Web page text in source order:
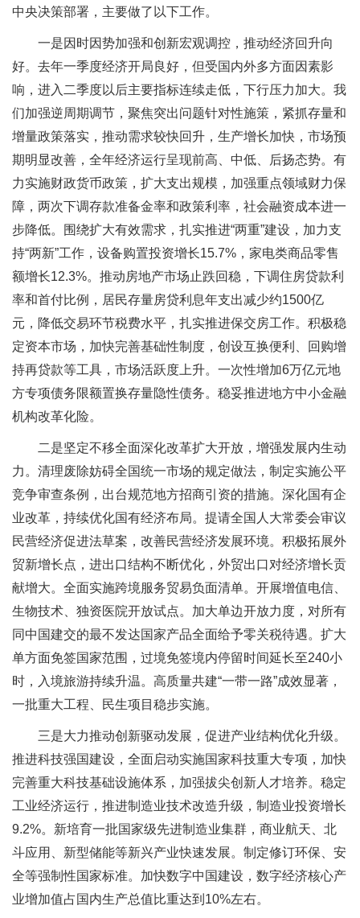
中央决策部署，主要做了以下工作。
一是因时因势加强和创新宏观调控，推动经济回升向
好。去年一季度经济开局良好，但受国内外多方面因素影
响，进入二季度以后主要指标连续走低，下行压力加大。我
们加强逆周期调节，聚焦突出问题针对性施策，紧抓存量和
增量政策落实，推动需求较快回升，生产增长加快，市场预
期明显改善，全年经济运行呈现前高、中低、后扬态势。有
力实施财政货币政策，扩大支出规模，加强重点领域财力保
障，两次下调存款准备金率和政策利率，社会融资成本进一
步降低。围绕扩大有效需求，扎实推进“两重”建设，加力支
持“两新”工作，设备购置投资增长15.7%，家电类商品零售
额增长12.3%。推动房地产市场止跌回稳，下调住房贷款利
率和首付比例，居民存量房贷利息年支出减少约1500亿
元，降低交易环节税费水平，扎实推进保交房工作。积极稳
定资本市场，加快完善基础性制度，创设互换便利、回购增
持再贷款等工具，市场活跃度上升。一次性增加6万亿元地
方专项债务限额置换存量隐性债务。稳妥推进地方中小金融
机构改革化险。
二是坚定不移全面深化改革扩大开放，增强发展内生动
力。清理废除妨碍全国统一市场的规定做法，制定实施公平
竞争审查条例，出台规范地方招商引资的措施。深化国有企
业改革，持续优化国有经济布局。提请全国人大常委会审议
民营经济促进法草案，改善民营经济发展环境。积极拓展外
贸新增长点，进出口结构不断优化，外贸出口对经济增长贡
献增大。全面实施跨境服务贸易负面清单。开展增值电信、
生物技术、独资医院开放试点。加大单边开放力度，对所有
同中国建交的最不发达国家产品全面给予零关税待遇。扩大
单方面免签国家范围，过境免签境内停留时间延长至240小
时，入境旅游持续升温。高质量共建“一带一路”成效显著，
一批重大工程、民生项目稳步实施。
三是大力推动创新驱动发展，促进产业结构优化升级。
推进科技强国建设，全面启动实施国家科技重大专项，加快
完善重大科技基础设施体系，加强拔尖创新人才培养。稳定
工业经济运行，推进制造业技术改造升级，制造业投资增长
9.2%。新培育一批国家级先进制造业集群，商业航天、北
斗应用、新型储能等新兴产业快速发展。制定修订环保、安
全等强制性国家标准。加快数字中国建设，数字经济核心产
业增加值占国内生产总值比重达到10%左右。